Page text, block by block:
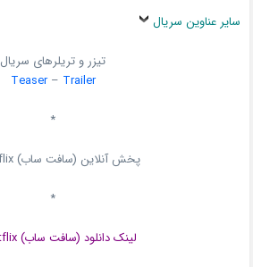
سایر عناوین سریال
تیزر و تریلرهای سریال
Teaser– Trailer
*
پخش آنلاین (سافت ساب) Netflix
*
لینک دانلود (سافت ساب) Netflix